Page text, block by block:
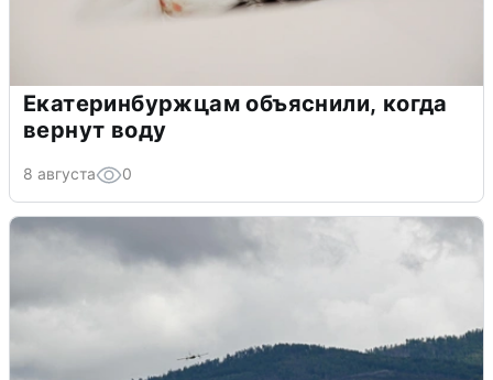
Екатеринбуржцам объяснили, когда
вернут воду
8 августа 0